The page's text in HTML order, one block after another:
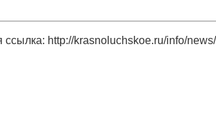
ссылка: http://krasnoluchskoe.ru/info/